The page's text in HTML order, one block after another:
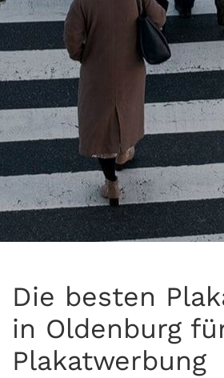
Die besten
in Oldenburg
Plakatwerbung